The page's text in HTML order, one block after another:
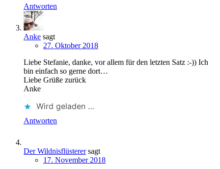
Antworten
Anke sagt
27. Oktober 2018
Liebe Stefanie, danke, vor allem für den letzten Satz :-)) Ich
bin einfach so gerne dort…
Liebe Grüße zurück
Anke
Wird geladen …
Antworten
Der Wildnisflüsterer sagt
17. November 2018